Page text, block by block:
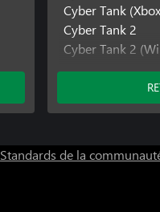
Cyber Tank
Cyber Tank 2
Cyber Tank 2
Cyber Tank 2
Standards de la